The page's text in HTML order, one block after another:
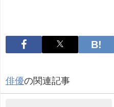
俳優の関連記事